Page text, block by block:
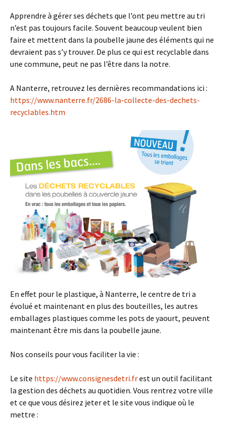
Apprendre à gérer ses déchets que l’ont peu mettre au tri
n’est pas toujours facile. Souvent beaucoup veulent bien
faire et mettent dans la poubelle jaune des éléments qui ne
devraient pas s’y trouver. De plus ce qui est recyclable dans
une commune, peut ne pas l’être dans la notre.
A Nanterre, retrouvez les dernières recommandations ici :
https://www.nanterre.fr/2686-la-collecte-des-dechets-
recyclables.htm
En effet pour le plastique, à Nanterre, le centre de tri a
évolué et maintenant en plus des bouteilles, les autres
emballages plastiques comme les pots de yaourt, peuvent
maintenant être mis dans la poubelle jaune.
Nos conseils pour vous faciliter la vie :
Le site https://www.consignesdetri.frest un outil facilitant
la gestion des déchets au quotidien. Vous rentrez votre ville
et ce que vous désirez jeter et le site vous indique où le
mettre :